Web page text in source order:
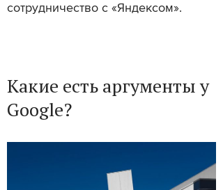
сотрудничество с «Яндексом».
Какие есть аргументы у
Google?